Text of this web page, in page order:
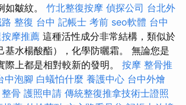
如皺紋。 竹北整復按摩 偵探公司 台北外
整復 台中 記帳士 考前 seo軟體 台中
摩推薦 這種活性成分非常結構，類似於
基水楊酸酯），化學防曬霜。 無論您是
際上都是相對較新的發明。 按摩 整骨推
中泡腳 白蟻怕什麼 養護中心 台中外燴
骨 護照申請 傳統整復推拿技術士證照